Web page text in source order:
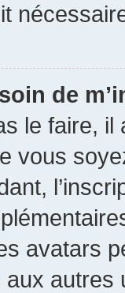
de
le faire, il
vous
avatars
aux